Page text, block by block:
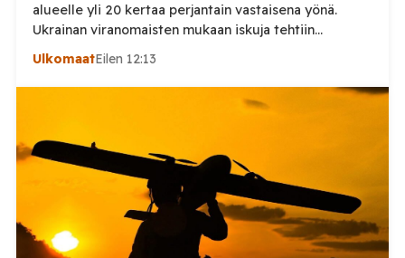
alueelle yli 20 kertaa perjantain vastaisena yönä.
Ukrainan viranomaisten mukaan iskuja tehtiin
drooneilla ja tykistöllä viidelle eri alueelle.
alueellisen sotilashallinnon johtaja Oleksandr Hanzha
kertoi perjantaiaamuna 7. elokuuta julkaisemassaan
hyökkäsivät yön aikana yli 20 kertaa viidelle alueelle.
Nikopolin alueella iskuja kohdistui Nikopolin
kaupunkiin sekä […]
UlkomaatEilen 12:13